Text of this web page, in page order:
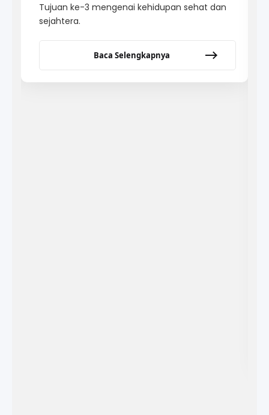
Tujuan ke-3 mengenai kehidupan sehat dan
sejahtera.
Baca Selengkapnya